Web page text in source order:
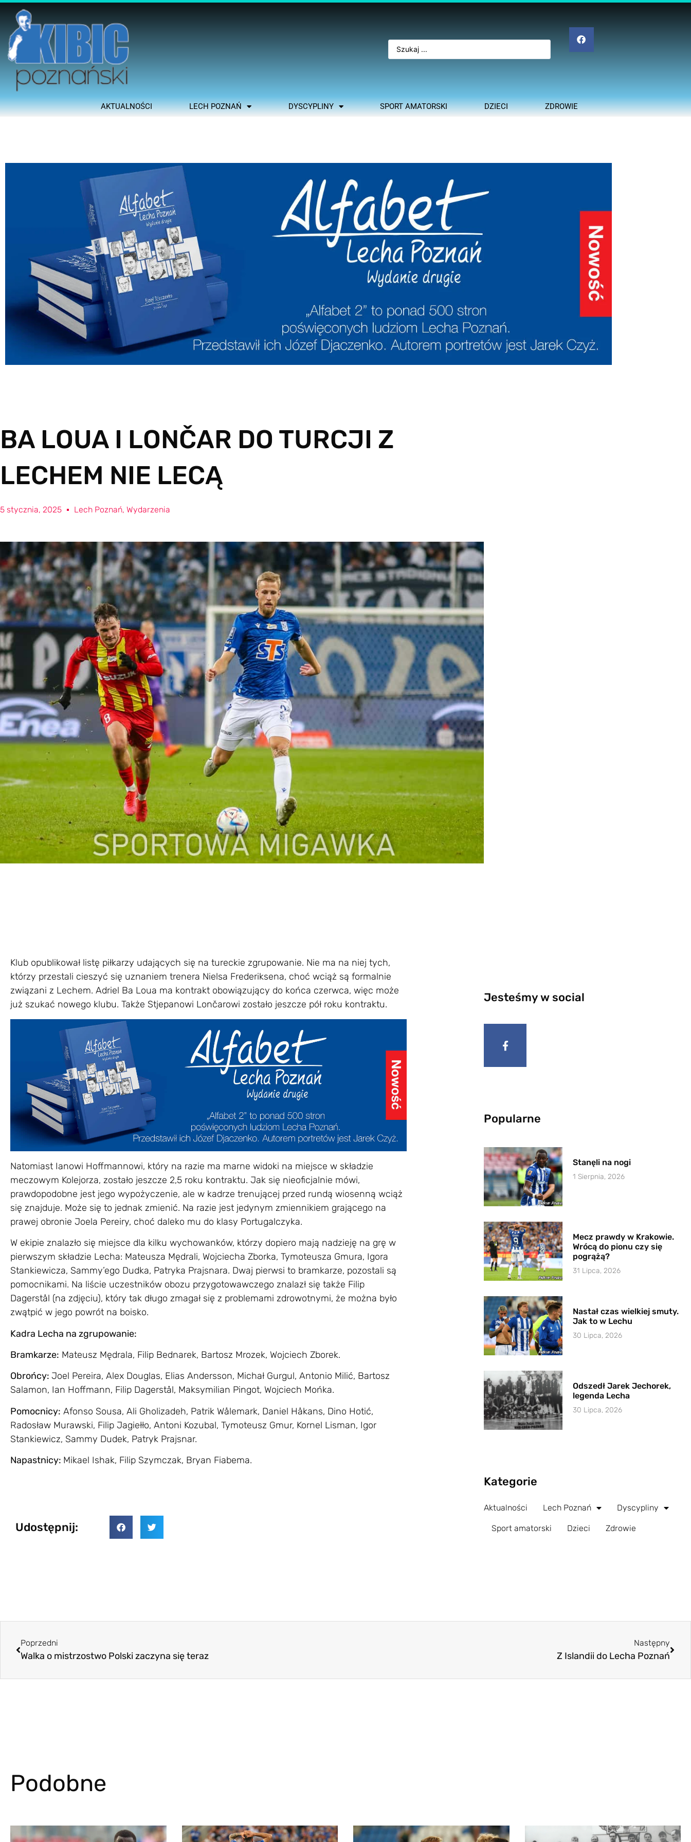
AKTUALNOŚCI LECH POZNAŃ DYSCYPLINY SPORT AMATORSKI DZIECI ZDROWIE
BA LOUA I LONČAR DO TURCJI Z
LECHEM NIE LECĄ
5 stycznia, 2025 Lech Poznań, Wydarzenia
Klub opublikował listę piłkarzy udających się na tureckie zgrupowanie. Nie ma na niej tych,
którzy przestali cieszyć się uznaniem trenera Nielsa Frederiksena, choć wciąż są formalnie
związani z Lechem. Adriel Ba Loua ma kontrakt obowiązujący do końca czerwca, więc może
już szukać nowego klubu. Także Stjepanowi Lončarowi zostało jeszcze pół roku kontraktu.
Natomiast Ianowi Hoffmannowi, który na razie ma marne widoki na miejsce w składzie
meczowym Kolejorza, zostało jeszcze 2,5 roku kontraktu. Jak się nieoficjalnie mówi,
prawdopodobne jest jego wypożyczenie, ale w kadrze trenującej przed rundą wiosenną wciąż
się znajduje. Może się to jednak zmienić. Na razie jest jedynym zmiennikiem grającego na
prawej obronie Joela Pereiry, choć daleko mu do klasy Portugalczyka.
W ekipie znalazło się miejsce dla kilku wychowanków, którzy dopiero mają nadzieję na grę w
pierwszym składzie Lecha: Mateusza Mędrali, Wojciecha Zborka, Tymoteusza Gmura, Igora
Stankiewicza, Sammy’ego Dudka, Patryka Prajsnara. Dwaj pierwsi to bramkarze, pozostali są
pomocnikami. Na liście uczestników obozu przygotowawczego znalazł się także Filip
Dagerstål (na zdjęciu), który tak długo zmagał się z problemami zdrowotnymi, że można było
zwątpić w jego powrót na boisko.
Kadra Lecha na zgrupowanie:
Bramkarze: Mateusz Mędrala, Filip Bednarek, Bartosz Mrozek, Wojciech Zborek.
Obrońcy: Joel Pereira, Alex Douglas, Elias Andersson, Michał Gurgul, Antonio Milić, Bartosz
Salamon, Ian Hoffmann, Filip Dagerstål, Maksymilian Pingot, Wojciech Mońka.
Pomocnicy: Afonso Sousa, Ali Gholizadeh, Patrik Wålemark, Daniel Håkans, Dino Hotić,
Radosław Murawski, Filip Jagiełło, Antoni Kozubal, Tymoteusz Gmur, Kornel Lisman, Igor
Stankiewicz, Sammy Dudek, Patryk Prajsnar.
Napastnicy: Mikael Ishak, Filip Szymczak, Bryan Fiabema.
Udostępnij:
Jesteśmy w social
Popularne
Stanęli na nogi
1 Sierpnia, 2026
Mecz prawdy w Krakowie.
Wrócą do pionu czy się
pogrążą?
31 Lipca, 2026
Nastał czas wielkiej smuty.
Jak to w Lechu
30 Lipca, 2026
Odszedł Jarek Jechorek,
legenda Lecha
30 Lipca, 2026
Kategorie
Aktualności Lech Poznań Dyscypliny
Sport amatorski Dzieci Zdrowie
Poprzedni
Walka o mistrzostwo Polski zaczyna się teraz
Następny
Z Islandii do Lecha Poznań
Podobne